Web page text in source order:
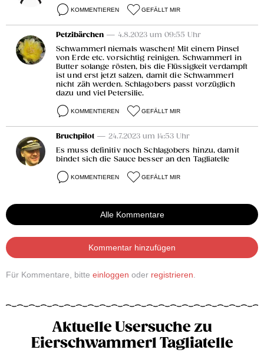
KOMMENTIEREN GEFÄLLT MIR
Petzibärchen — 4.8.2023 um 09:55 Uhr
Schwammerl niemals waschen! Mit einem Pinsel
von Erde etc. vorsichtig reinigen. Schwammerl in
Butter solange rösten, bis die Flüssigkeit verdampft
ist und erst jetzt salzen, damit die Schwammerl
nicht zäh werden. Schlagobers passt vorzüglich
dazu und viel Petersilie.
KOMMENTIEREN GEFÄLLT MIR
Bruchpilot — 24.7.2023 um 14:53 Uhr
Es muss definitiv noch Schlagobers hinzu, damit
bindet sich die Sauce besser an den Tagliatelle
KOMMENTIEREN GEFÄLLT MIR
Alle Kommentare
Kommentar hinzufügen
Für Kommentare, bitte einloggen oder registrieren
Aktuelle Usersuche zu
Eierschwammerl Tagliatelle